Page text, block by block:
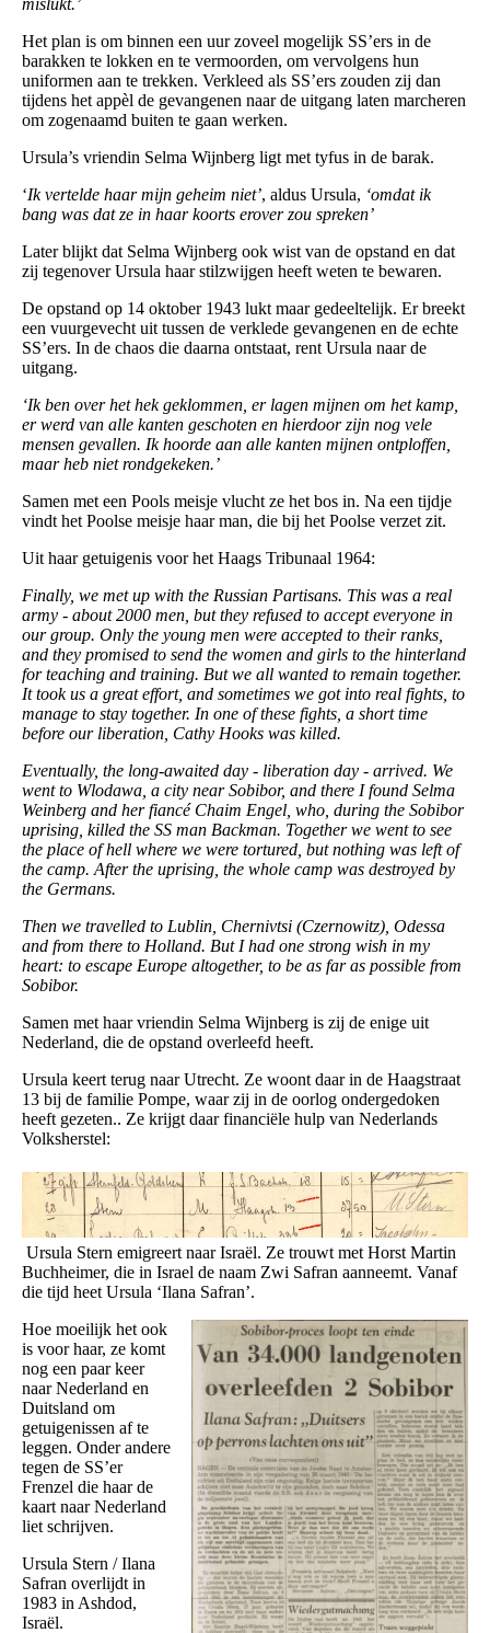
mislukt.’
Het plan is om binnen een uur zoveel mogelijk SS’ers in de
barakken te lokken en te vermoorden, om vervolgens hun
uniformen aan te trekken. Verkleed als SS’ers zouden zij dan
tijdens het appèl de gevangenen naar de uitgang laten marcheren
om zogenaamd buiten te gaan werken.
Ursula’s vriendin Selma Wijnberg ligt met tyfus in de barak.
‘Ik vertelde haar mijn geheim niet’, aldus Ursula, ‘omdat ik
bang was dat ze in haar koorts erover zou spreken’
Later blijkt dat Selma Wijnberg ook wist van de opstand en dat
zij tegenover Ursula haar stilzwijgen heeft weten te bewaren.
De opstand op 14 oktober 1943 lukt maar gedeeltelijk. Er breekt
een vuurgevecht uit tussen de verklede gevangenen en de echte
SS’ers. In de chaos die daarna ontstaat, rent Ursula naar de
uitgang.
‘Ik ben over het hek geklommen, er lagen mijnen om het kamp,
er werd van alle kanten geschoten en hierdoor zijn nog vele
mensen gevallen. Ik hoorde aan alle kanten mijnen ontploffen,
maar heb niet rondgekeken.’
Samen met een Pools meisje vlucht ze het bos in. Na een tijdje
vindt het Poolse meisje haar man, die bij het Poolse verzet zit.
Uit haar getuigenis voor het Haags Tribunaal 1964:
Finally, we met up with the Russian Partisans. This was a real
army - about 2000 men, but they refused to accept everyone in
our group. Only the young men were accepted to their ranks,
and they promised to send the women and girls to the hinterland
for teaching and training. But we all wanted to remain together.
It took us a great effort, and sometimes we got into real fights, to
manage to stay together. In one of these fights, a short time
before our liberation, Cathy Hooks was killed.
Eventually, the long-awaited day - liberation day - arrived. We
went to Wlodawa, a city near Sobibor, and there I found Selma
Weinberg and her fiancé Chaim Engel, who, during the Sobibor
uprising, killed the SS man Backman. Together we went to see
the place of hell where we were tortured, but nothing was left of
the camp. After the uprising, the whole camp was destroyed by
the Germans.
Then we travelled to Lublin, Chernivtsi (Czernowitz), Odessa
and from there to Holland. But I had one strong wish in my
heart: to escape Europe altogether, to be as far as possible from
Sobibor.
Samen met haar vriendin Selma Wijnberg is zij de enige uit
Nederland, die de opstand overleefd heeft.
Ursula keert terug naar Utrecht. Ze woont daar in de Haagstraat
13 bij de familie Pompe, waar zij in de oorlog ondergedoken
heeft gezeten.. Ze krijgt daar financiële hulp van Nederlands
Volksherstel:
Ursula Stern emigreert naar Israël. Ze trouwt met Horst Martin
Buchheimer, die in Israel de naam Zwi Safran aanneemt. Vanaf
die tijd heet Ursula ‘Ilana Safran’.
Hoe moeilijk het ook
is voor haar, ze komt
nog een paar keer
naar Nederland en
Duitsland om
getuigenissen af te
leggen. Onder andere
tegen de SS’er
Frenzel die haar de
kaart naar Nederland
liet schrijven.
Ursula Stern / Ilana
Safran overlijdt in
1983 in Ashdod,
Israël.